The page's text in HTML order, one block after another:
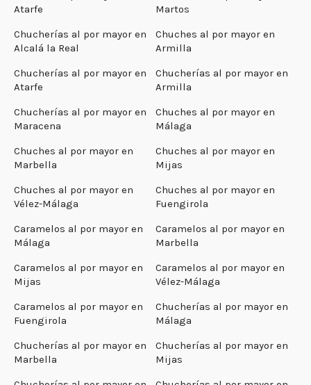
Atarfe
Martos
Chucherías al por mayor en
Alcalá la Real
Chuches al por mayor en
Armilla
Chucherías al por mayor en
Atarfe
Chucherías al por mayor en
Armilla
Chucherías al por mayor en
Maracena
Chuches al por mayor en
Málaga
Chuches al por mayor en
Marbella
Chuches al por mayor en
Mijas
Chuches al por mayor en
Vélez-Málaga
Chuches al por mayor en
Fuengirola
Caramelos al por mayor en
Málaga
Caramelos al por mayor en
Marbella
Caramelos al por mayor en
Mijas
Caramelos al por mayor en
Vélez-Málaga
Caramelos al por mayor en
Fuengirola
Chucherías al por mayor en
Málaga
Chucherías al por mayor en
Marbella
Chucherías al por mayor en
Mijas